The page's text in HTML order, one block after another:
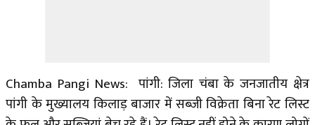
Chamba Pangi News: पांगी: जिला चंबा के जनजातीय क्षेत्र
पांगी के मुख्यालय किलाड़ बाजार में सब्जी विक्रेता बिना रेट लिस्ट